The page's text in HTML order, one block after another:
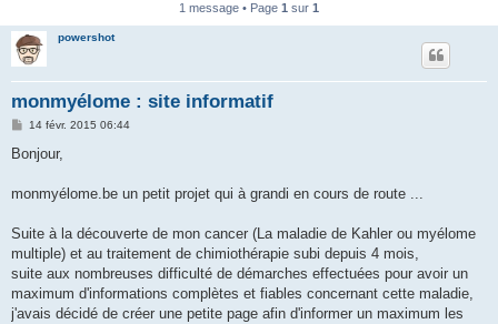
1 message • Page 1 sur 1
powershot
monmyélome : site informatif
M
s
g
14 févr. 2015 06:44
Bonjour,
monmyélome.be un petit projet qui à grandi en cours de route ...
Suite à la découverte de mon cancer (La maladie de Kahler ou myélome
multiple) et au traitement de chimiothérapie subi depuis 4 mois,
suite aux nombreuses difficulté de démarches effectuées pour avoir un
maximum d'informations complètes et fiables concernant cette maladie,
j'avais décidé de créer une petite page afin d'informer un maximum les